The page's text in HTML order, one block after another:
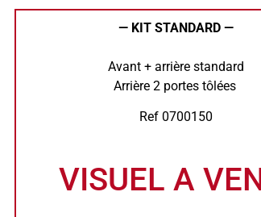
— KIT STANDARD —
Avant + arrière standard
Arrière 2 portes tôlées
Ref 0700150
VISUEL A